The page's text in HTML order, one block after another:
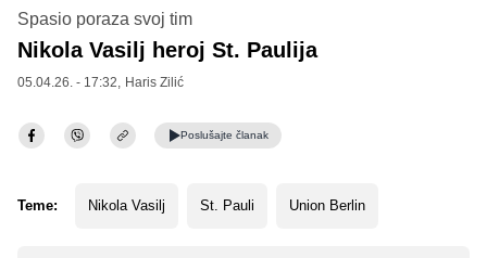
Spasio poraza svoj tim
Nikola Vasilj heroj St. Paulija
05.04.26. - 17:32, Haris Zilić
Poslušajte članak
Teme: Nikola Vasilj St. Pauli Union Berlin